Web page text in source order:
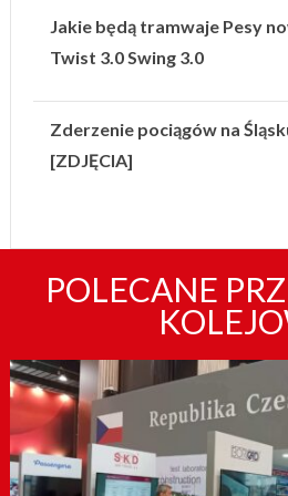
Jakie będą tramwaje Pesy
Twist 3.0 Swing 3.0
Zderzenie pociągów na
[ZDJĘCIA]
POLECANE